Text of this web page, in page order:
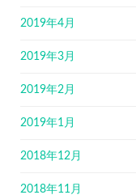
2019年4月
2019年3月
2019年2月
2019年1月
2018年12月
2018年11月